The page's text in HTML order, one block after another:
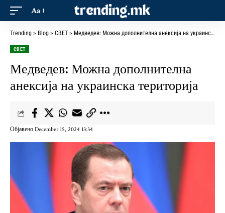
Aa
Trending > Blog > СВЕТ > Медведев: Можна дополнителна анексија на украинска територија
СВЕТ
Медведев: Можна дополнителна
анексија на украинска територија
Објавено December 15, 2024 13:34